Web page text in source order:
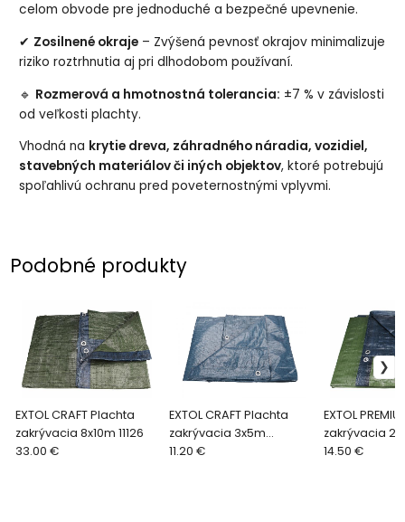
celom obvode pre jednoduché a bezpečné upevnenie.
✔ Zosilnené okraje – Zvýšená pevnosť okrajov minimalizuje
riziko roztrhnutia aj pri dlhodobom používaní.
🔹 Rozmerová a hmotnostná tolerancia: ±7 % v závislosti
od veľkosti plachty.
Vhodná na krytie dreva, záhradného náradia, vozidiel,
stavebných materiálov či iných objektov, ktoré potrebujú
spoľahlivú ochranu pred poveternostnými vplyvmi.
Podobné produkty
EXTOL CRAFT Plachta
zakrývacia 8x10m 11126
33.00 €
EXTOL CRAFT Plachta
zakrývacia 3x5m
100g/m2 16124
11.20 €
EXTOL
zakrývacia
200g/m2
14.50 €